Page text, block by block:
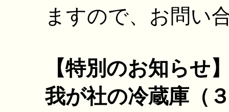
ますので、お問い
【特別のお知らせ
我が社の冷蔵庫（